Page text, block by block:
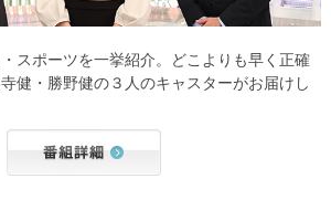
スポーツを一挙紹介。どこよりも早く正確
健・勝野健の３人のキャスターがお届けし